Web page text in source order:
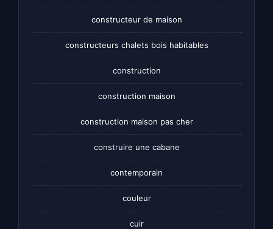
constructeur de maison
constructeurs chalets bois habitables
construction
construction maison
construction maison pas cher
construire une cabane
contemporain
couleur
cuir